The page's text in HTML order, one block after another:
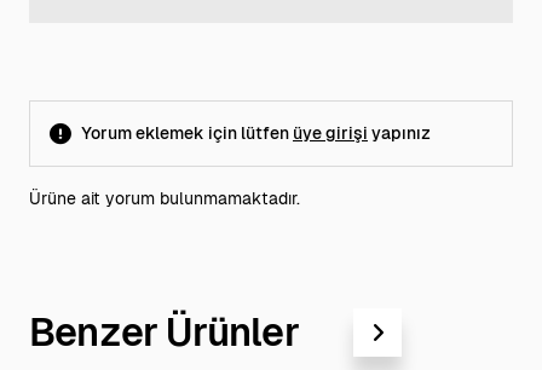
Yorum eklemek için lütfen üye girişi yapınız
Ürüne ait yorum bulunmamaktadır.
Benzer Ürünler